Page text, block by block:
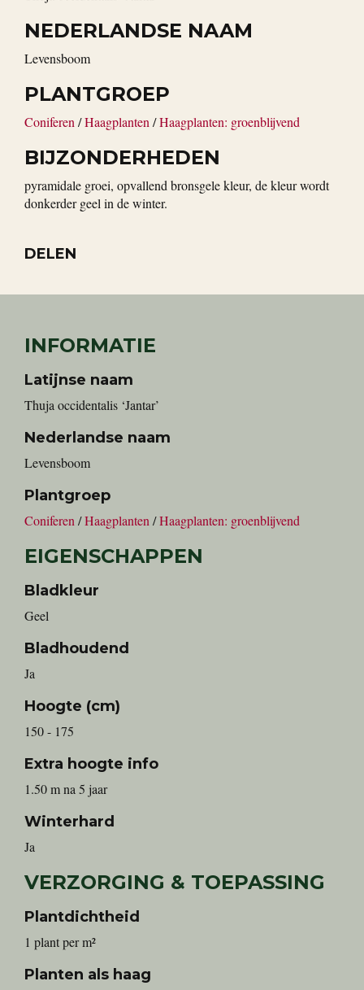
NEDERLANDSE NAAM
levensboom
PLANTGROEP
Coniferen /Haagplanten /Haagplanten: groenblijvend
BIJZONDERHEDEN
pyramidale groei, opvallend bronsgele kleur, de kleur wordt
donkerder geel in de winter.
DELEN
INFORMATIE
Latijnse naam
Thuja occidentalis ‘Jantar’
Nederlandse naam
levensboom
Plantgroep
Coniferen /Haagplanten /Haagplanten: groenblijvend
EIGENSCHAPPEN
Bladkleur
Geel
Bladhoudend
Ja
Hoogte (cm)
150 - 175
Extra hoogte info
1.50 m na 5 jaar
Winterhard
Ja
VERZORGING & TOEPASSING
Plantdichtheid
1 plant per m²
Planten als haag